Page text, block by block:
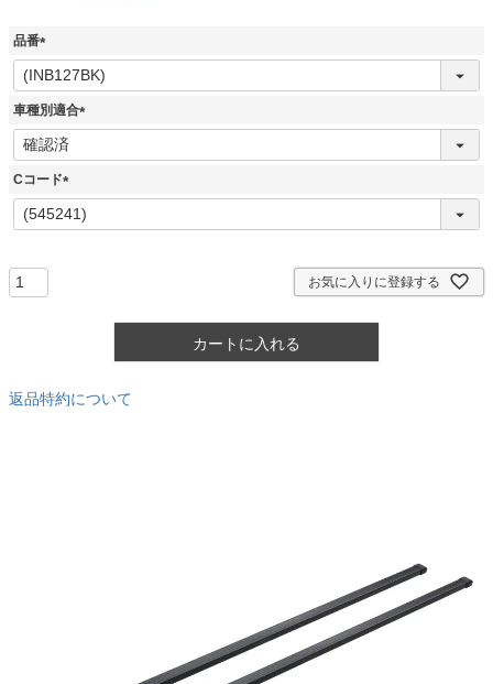
品番
(
必
須
車種別適合
(
Cコード
(
必
お気に入りに登録する
カートに入れる
返品特約について